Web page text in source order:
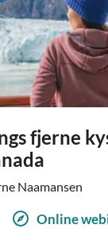
fjerne
Naamansen
Online